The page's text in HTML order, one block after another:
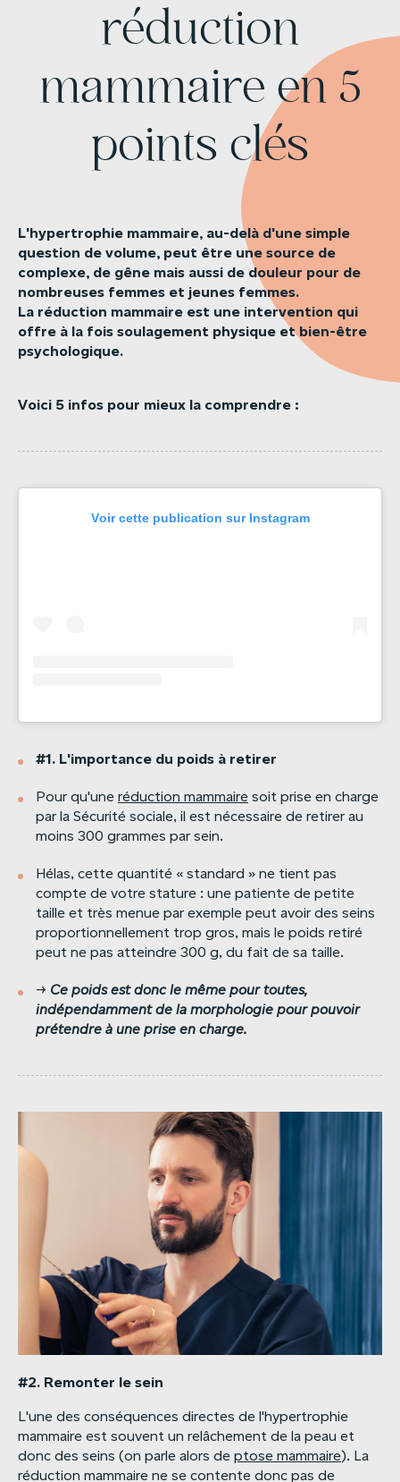
réduction
mammaire en 5
points clés
L'hypertrophie mammaire, au-delà d'une simple
question de volume, peut être une source de
complexe, de gêne mais aussi de douleur pour de
nombreuses femmes et jeunes femmes.
La réduction mammaire est une intervention qui
offre à la fois soulagement physique et bien-être
psychologique.
Voici 5 infos pour mieux la comprendre :
Voir cette publication sur Instagram
#1. L'importance du poids à retirer
Pour qu'une réduction mammaire soit prise en charge
par la Sécurité sociale, il est nécessaire de retirer au
moins 300 grammes par sein.
Hélas, cette quantité « standard » ne tient pas
compte de votre stature : une patiente de petite
taille et très menue par exemple peut avoir des seins
proportionnellement trop gros, mais le poids retiré
peut ne pas atteindre 300 g, du fait de sa taille.
→ Ce poids est donc le même pour toutes,
indépendamment de la morphologie pour pouvoir
prétendre à une prise en charge.
#2. Remonter le sein
L'une des conséquences directes de l'hypertrophie
mammaire est souvent un relâchement de la peau et
donc des seins (on parle alors de ptose mammaire). La
réduction mammaire ne se contente donc pas de